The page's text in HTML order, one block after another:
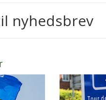
nyhedsbrev